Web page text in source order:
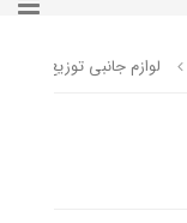
لوازم جانبی توزیع برق